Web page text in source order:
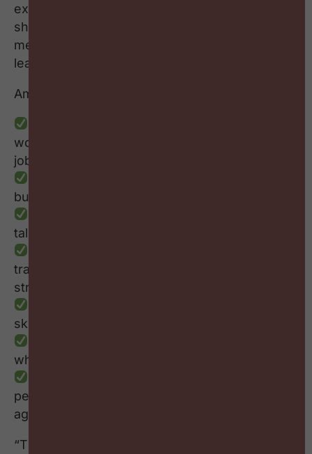
explore why the conversation about talent is
shifting from jobs to skills, and what that
means for organizations, employees and HR
leaders.
Among the topics discussed:
workforce transformation are making traditional
job structures less effective
business necessity
talent they already have
traditional career paths and organizational
structures
skills intelligence
when becoming more skills-based
personalization for employees and greater
agility for organizations
“The challenge is no longer putting the right